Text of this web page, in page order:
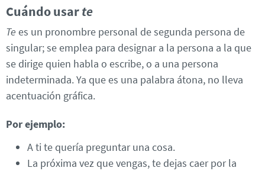
Cuándo usarte
Te es un pronombre personal de segunda persona de
singular; se emplea para designar a la persona a la que
se dirige quien habla o escribe, o a una persona
indeterminada. Ya que es una palabra átona, no lleva
acentuación gráfica.
Por ejemplo:
A ti te quería preguntar una cosa.
La próxima vez que vengas, te dejas caer por la